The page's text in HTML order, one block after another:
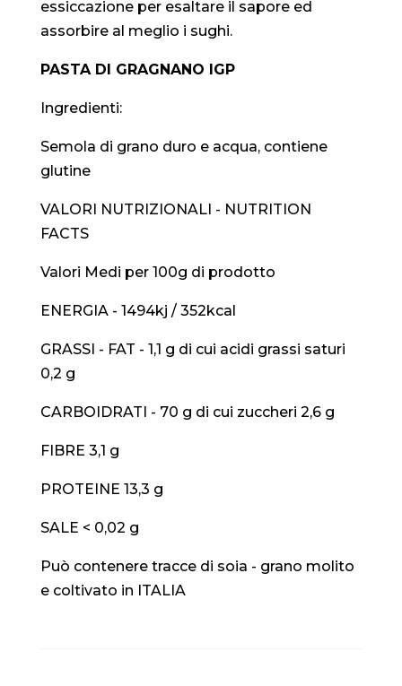
essiccazione per esaltare il sapore ed
assorbire al meglio i sughi.
PASTA DI GRAGNANO IGP
Ingredienti:
Semola di grano duro e acqua, contiene
glutine
VALORI NUTRIZIONALI - NUTRITION
FACTS
Valori Medi per 100g di prodotto
ENERGIA - 1494kj / 352kcal
GRASSI - FAT - 1,1 g di cui acidi grassi saturi
0,2 g
CARBOIDRATI - 70 g di cui zuccheri 2,6 g
FIBRE 3,1 g
PROTEINE 13,3 g
SALE < 0,02 g
Può contenere tracce di soia - grano molito
e coltivato in ITALIA